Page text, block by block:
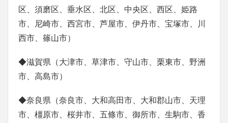
区、須磨区、垂水区、北区、中央区、西区、姫路
市、尼崎市、西宮市、芦屋市、伊丹市、宝塚市、川
西市、篠山市）
◆滋賀県（大津市、草津市、守山市、栗東市、野洲
市、高島市）
◆奈良県（奈良市、大和高田市、大和郡山市、天理
市、橿原市、桜井市、五條市、御所市、生駒市、香